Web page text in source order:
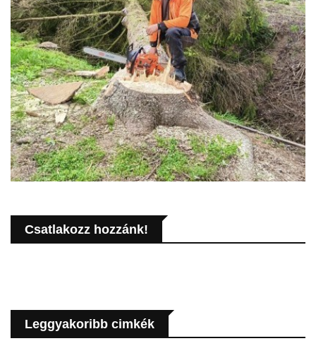
Csatlakozz hozzánk!
Leggyakoribb cimkék